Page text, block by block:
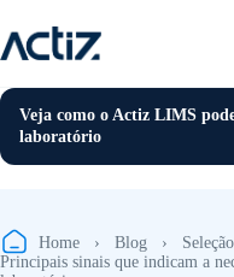
para
o
Veja como o Actiz LIMS
laboratório
Home › Blog ›
Principais sinais que indicam a